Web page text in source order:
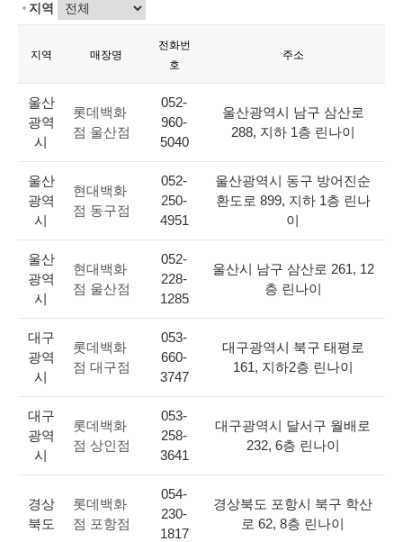
지역
지역 매장명
전화번
호
주소
울산
광역
시
롯데백화
점 울산점
052-
960-
5040
울산광역시 남구 삼산로
288, 지하 1층 린나이
울산
광역
시
현대백화
점 동구점
052-
250-
4951
울산광역시 동구 방어진순
환도로 899, 지하 1층 린나
이
울산
광역
시
현대백화
점 울산점
052-
228-
1285
울산시 남구 삼산로 261, 12
층 린나이
대구
광역
시
롯데백화
점 대구점
053-
660-
3747
대구광역시 북구 태평로
161, 지하2층 린나이
대구
광역
시
롯데백화
점 상인점
053-
258-
3641
대구광역시 달서구 월배로
232, 6층 린나이
경상
북도
롯데백화
점 포항점
054-
230-
1817
경상북도 포항시 북구 학산
로 62, 8층 린나이